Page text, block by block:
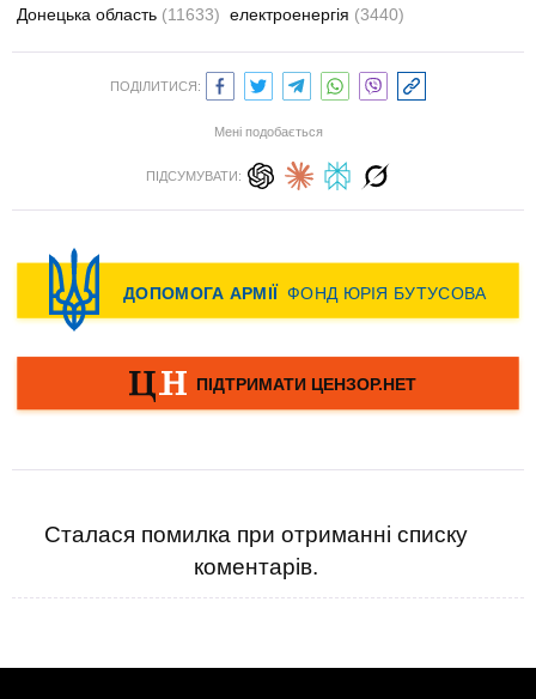
Донецька область (11633) електроенергія (3440)
ПОДІЛИТИСЯ:
Мені подобається
ПІДСУМУВАТИ:
Сталася помилка при отриманні списку
коментарів.